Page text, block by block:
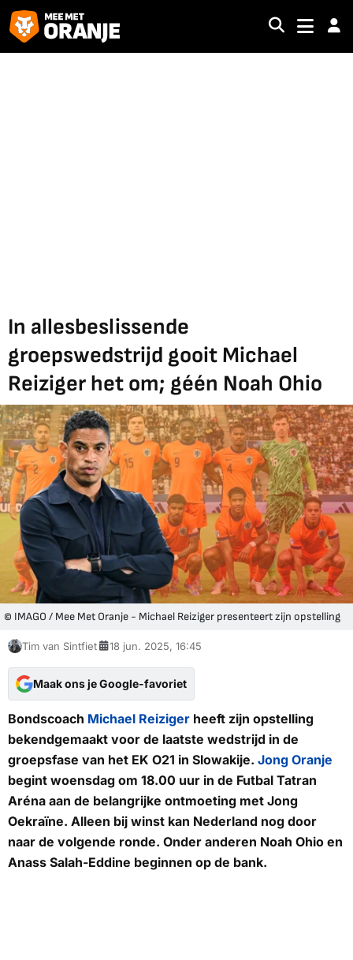
In allesbeslissende
groepswedstrijd gooit Michael
Reiziger het om; géén Noah Ohio
© IMAGO / Mee Met Oranje - Michael Reiziger presenteert zijn opstelling
Tim van Sintfiet 18 jun. 2025, 16:45
Maak ons je Google-favoriet
Bondscoach Michael Reiziger heeft zijn opstelling
bekendgemaakt voor de laatste wedstrijd in de
groepsfase van het EK O21 in Slowakije. Jong Oranje
begint woensdag om 18.00 uur in de Futbal Tatran
Aréna aan de belangrijke ontmoeting met Jong
Oekraïne. Alleen bij winst kan Nederland nog door
naar de volgende ronde. Onder anderen Noah Ohio en
Anass Salah-Eddine beginnen op de bank.